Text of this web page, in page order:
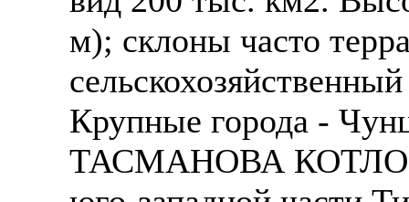
м); склоны часто
Крупные города -
ТАСМАНОВА